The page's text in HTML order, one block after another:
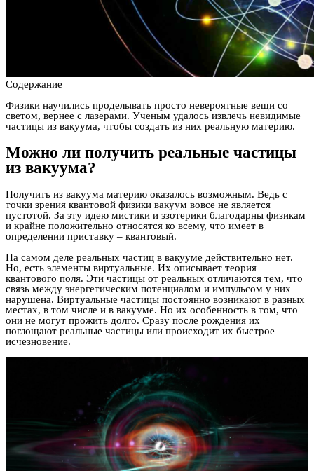
Содержание
Физики научились проделывать просто невероятные вещи со
светом, вернее с лазерами. Ученым удалось извлечь невидимые
частицы из вакуума, чтобы создать из них реальную материю.
Можно ли получить реальные частицы
из вакуума?
Получить из вакуума материю оказалось возможным. Ведь с
точки зрения квантовой физики вакуум вовсе не является
пустотой. За эту идею мистики и эзотерики благодарны физикам
и крайне положительно относятся ко всему, что имеет в
определении приставку – квантовый.
На самом деле реальных частиц в вакууме действительно нет.
Но, есть элементы виртуальные. Их описывает теория
квантового поля. Эти частицы от реальных отличаются тем, что
связь между энергетическим потенциалом и импульсом у них
нарушена. Виртуальные частицы постоянно возникают в разных
местах, в том числе и в вакууме. Но их особенность в том, что
они не могут прожить долго. Сразу после рождения их
поглощают реальные частицы или происходит их быстрое
исчезновение.